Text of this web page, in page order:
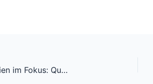
Innovative Druck- und Papiertechnologien im Fokus: Qualität, Nachhaltigkeit und Design